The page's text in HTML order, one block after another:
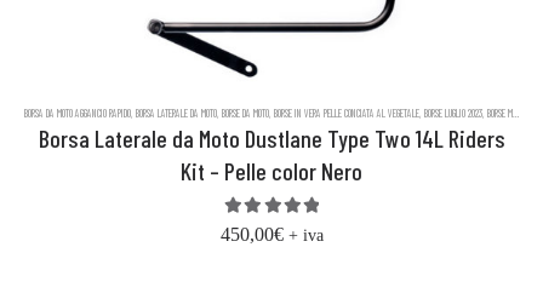
BORSA DA MOTO AGGANCIO RAPIDO, BORSA LATERALE DA MOTO, BORSE DA MOTO, BORSE IN VERA PELLE CONCIATA AL VEGETALE, BORSE LUGLIO 2023, BORSE MESSENGER IN PELLE DUSTLANE
Borsa Laterale da Moto Dustlane Type Two 14L Riders
Kit – Pelle color Nero
5.00out of 5
450,00€ + iva